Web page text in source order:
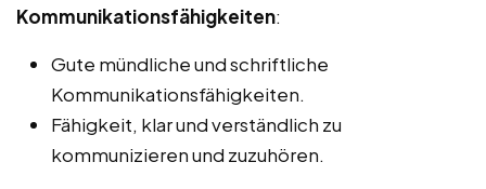
Kommunikationsfähigkeiten:
Gute mündliche und schriftliche
Kommunikationsfähigkeiten.
Fähigkeit, klar und verständlich zu
kommunizieren und zuzuhören.